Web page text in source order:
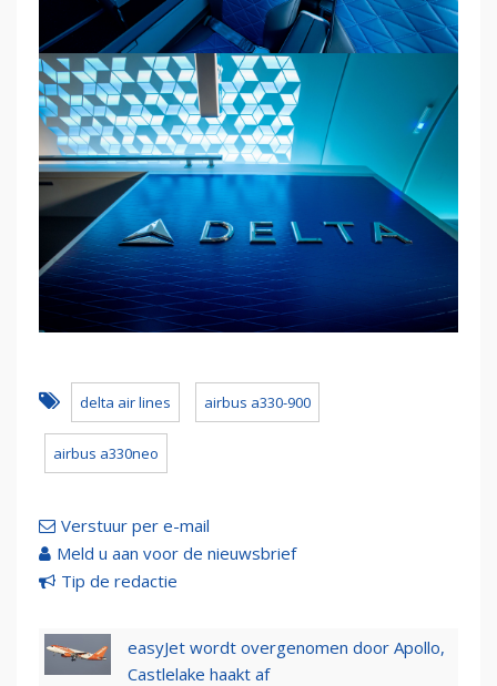
delta air lines airbus a330-900
airbus a330neo
Verstuur per e-mail
Meld u aan voor de nieuwsbrief
Tip de redactie
easyJet wordt overgenomen door Apollo,
Castlelake haakt af